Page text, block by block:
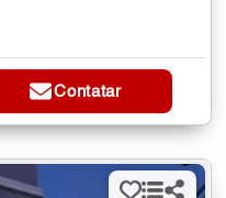
Contatar